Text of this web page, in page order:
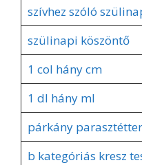
szívhez szóló
szülinapi köszöntő
1 col hány cm
1 dl hány ml
párkány
b kategóriás kresz